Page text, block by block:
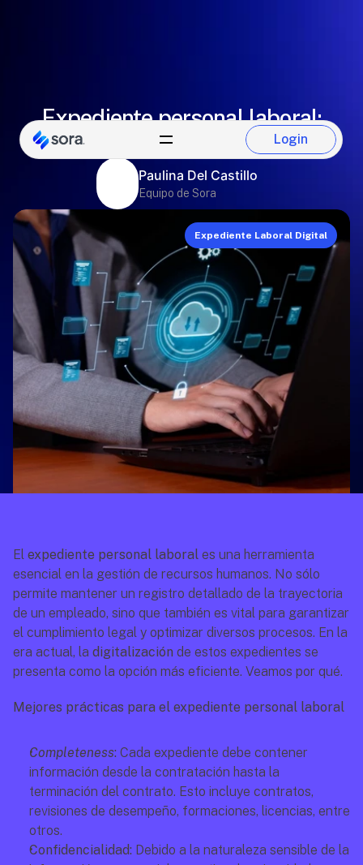
Login
Login
Expediente personal laboral:
transformación digital
Paulina Del Castillo
Equipo de Sora
Expediente Laboral Digital
El expediente personal laboral es una herramienta
esencial en la gestión de recursos humanos. No sólo
permite mantener un registro detallado de la trayectoria
de un empleado, sino que también es vital para garantizar
el cumplimiento legal y optimizar diversos procesos. En la
era actual, la digitalización de estos expedientes se
presenta como la opción más eficiente. Veamos por qué.
Mejores prácticas para el expediente personal laboral
Completeness: Cada expediente debe contener
información desde la contratación hasta la
terminación del contrato. Esto incluye contratos,
revisiones de desempeño, formaciones, licencias, entre
otros.
Confidencialidad: Debido a la naturaleza sensible de la